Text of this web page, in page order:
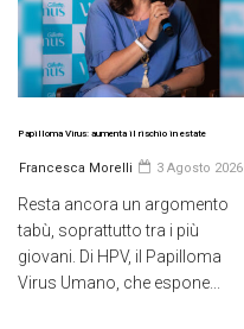
Papilloma Virus: aumenta il rischio in estate
Francesca Morelli 3 Agosto 2026
Resta ancora un argomento
tabù, soprattutto tra i più
giovani. Di HPV, il Papilloma
Virus Umano, che espone...